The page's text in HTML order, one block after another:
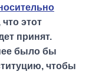
этот
принят.
было бы
чтобы